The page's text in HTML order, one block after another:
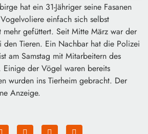
hat ein 31-Jähriger seine Fasanen
einfach sich selbst
mehr gefüttert. Seit Mitte März war der
den Tieren. Ein Nachbar hat die Polizei
am Samstag mit Mitarbeitern des
Einige der Vögel waren bereits
wurden ins Tierheim gebracht. Der
Anzeige.